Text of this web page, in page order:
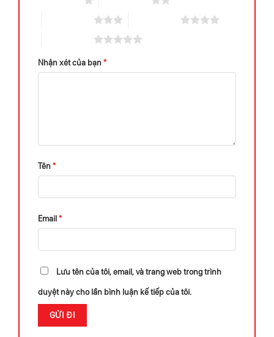
Nhận xét của bạn*
Tên*
Email*
Lưu tên của tôi, email, và trang web trong trình
duyệt này cho lần bình luận kế tiếp của tôi.